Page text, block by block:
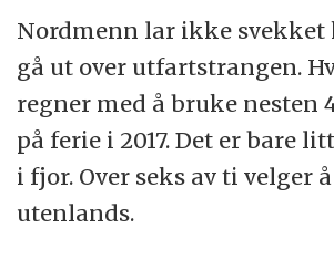
Nordmenn lar ikke
gå ut over utfartstrangen.
regner med å bruke nesten
på ferie i 2017. Det er bare
i fjor. Over seks av ti velger
utenlands.